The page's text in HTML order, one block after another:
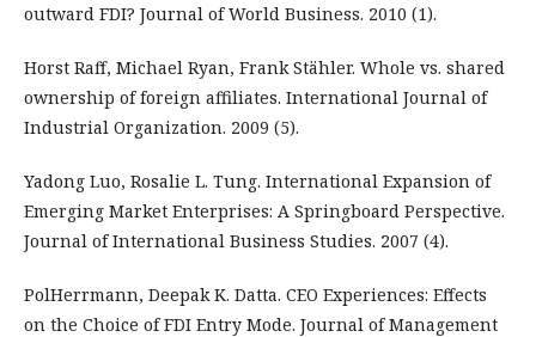
outward FDI? Journal of World Business. 2010 (1).
Horst Raff, Michael Ryan, Frank Stähler. Whole vs. shared
ownership of foreign affiliates. International Journal of
Industrial Organization. 2009 (5).
Yadong Luo, Rosalie L. Tung. International Expansion of
Emerging Market Enterprises: A Springboard Perspective.
Journal of International Business Studies. 2007 (4).
PolHerrmann, Deepak K. Datta. CEO Experiences: Effects
on the Choice of FDI Entry Mode. Journal of Management